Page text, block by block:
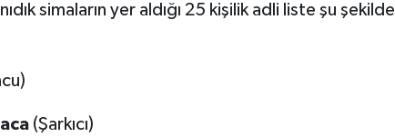
simaların yer aldığı 25 kişilik adli liste şu şekilde
(Şarkıcı)